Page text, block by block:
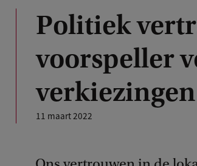
Politiek
voorspeller
verkiezingen
11 maart 2022